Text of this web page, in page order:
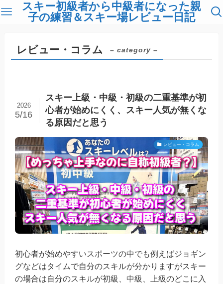
スキー初級者から中級者になった親
子の練習＆スキー場レビュー日記
レビュー・コラム – category –
スキー上級・中級・初級の二重基準が初
心者が始めにくく、スキー人気が無くな
る原因だと思う
2026
5/16
レビュー・コラム
初心者が始めやすいスポーツの中でも例えばジョギン
グなどはタイムで自分のスキルが分かりますがスキー
の場合は自分のスキルが初級、中級、上級のどこに入